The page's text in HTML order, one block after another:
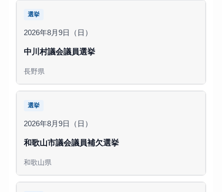
選挙
2026年8月9日（日）
中川村議会議員選挙
長野県
選挙
2026年8月9日（日）
和歌山市議会議員補欠選挙
和歌山県